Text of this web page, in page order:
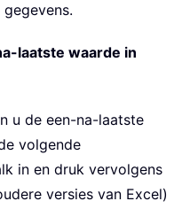
laatste waarde in
u de een-na-laatste
volgende
in en druk vervolgens
versies van Excel)